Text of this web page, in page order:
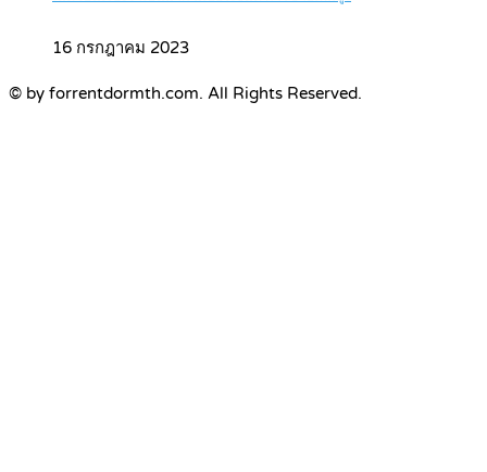
16 กรกฎาคม 2023
© by forrentdormth.com. All Rights Reserved.